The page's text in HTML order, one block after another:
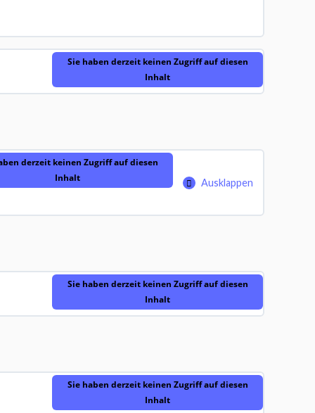
Sie haben derzeit keinen Zugriff auf diesen
Inhalt
derzeit keinen Zugriff auf diesen
Inhalt
Ausklappen
Sie haben derzeit keinen Zugriff auf diesen
Inhalt
Sie haben derzeit keinen Zugriff auf diesen
Inhalt